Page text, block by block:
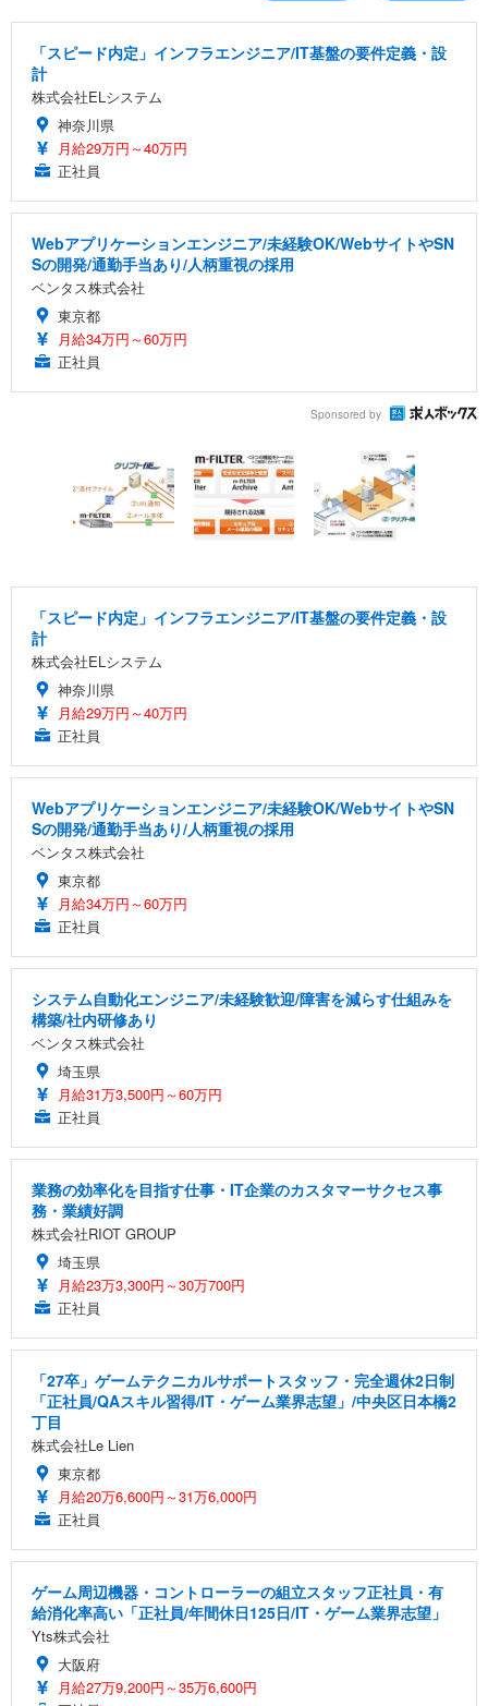
「スピード内定」インフラエンジニア/IT基盤の要件定義・設
計
株式会社ELシステム
神奈川県
月給29万円～40万円
正社員
Webアプリケーションエンジニア/未経験OK/WebサイトやSN
Sの開発/通勤手当あり/人柄重視の採用
ベンタス株式会社
東京都
月給34万円～60万円
正社員
Sponsored by
「スピード内定」インフラエンジニア/IT基盤の要件定義・設
計
株式会社ELシステム
神奈川県
月給29万円～40万円
正社員
Webアプリケーションエンジニア/未経験OK/WebサイトやSN
Sの開発/通勤手当あり/人柄重視の採用
ベンタス株式会社
東京都
月給34万円～60万円
正社員
システム自動化エンジニア/未経験歓迎/障害を減らす仕組みを
構築/社内研修あり
ベンタス株式会社
埼玉県
月給31万3,500円～60万円
正社員
業務の効率化を目指す仕事・IT企業のカスタマーサクセス事
務・業績好調
株式会社RIOT GROUP
埼玉県
月給23万3,300円～30万700円
正社員
「27卒」ゲームテクニカルサポートスタッフ・完全週休2日制
「正社員/QAスキル習得/IT・ゲーム業界志望」/中央区日本橋2
丁目
株式会社Le Lien
東京都
月給20万6,600円～31万6,000円
正社員
ゲーム周辺機器・コントローラーの組立スタッフ正社員・有
給消化率高い「正社員/年間休日125日/IT・ゲーム業界志望」
Yts株式会社
大阪府
月給27万9,200円～35万6,600円